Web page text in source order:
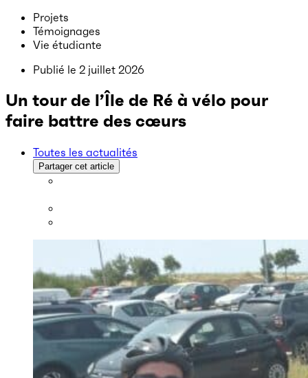
Projets
Témoignages
Vie étudiante
Publié le 2 juillet 2026
Un tour de l’Île de Ré à vélo pour
faire battre des cœurs
Toutes les actualités
Partager cet article